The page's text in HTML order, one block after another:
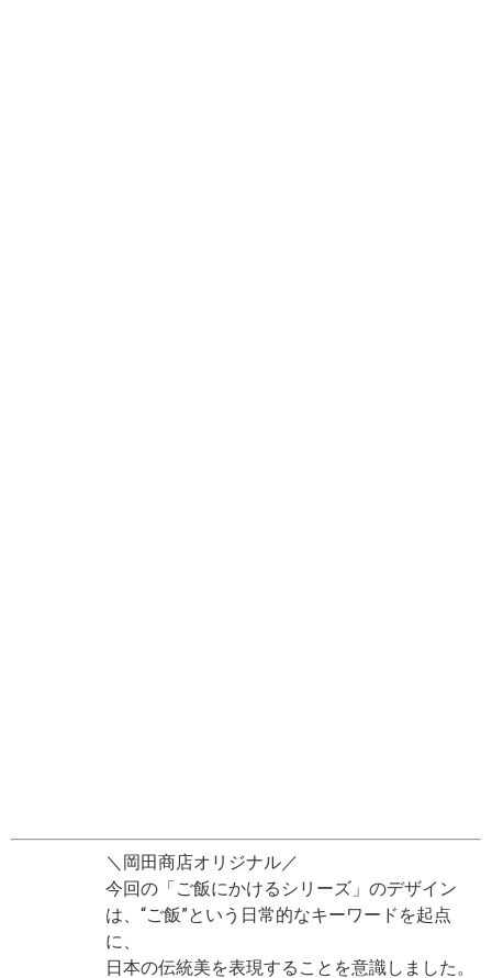
＼岡田商店オリジナル／
今回の「ご飯にかけるシリーズ」のデザイン
は、“ご飯”という日常的なキーワードを起点
に、
日本の伝統美を表現することを意識しました。